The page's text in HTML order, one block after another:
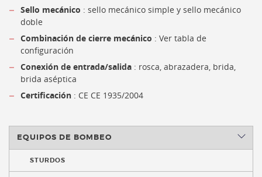
EQUIPOS DE BOMBEO
STURDOS
Sello mecánico : sello mecánico simple y sello mecánico
doble
Combinación de cierre mecánico : Ver tabla de
configuración
Conexión de entrada/salida : rosca, abrazadera, brida,
brida aséptica
Certificación : CE CE 1935/2004